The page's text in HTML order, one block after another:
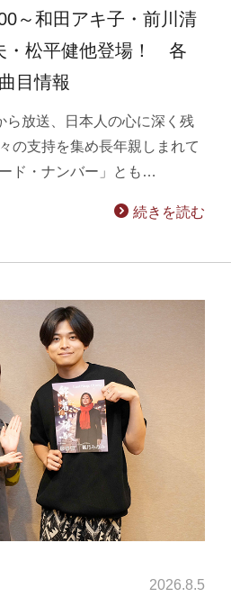
～和田アキ子・前川清
・松平健他登場！ 各
目情報
放送、日本人の心に深く残
の支持を集め長年親しまれて
ド・ナンバー」とも…
続きを読む
2026.8.5